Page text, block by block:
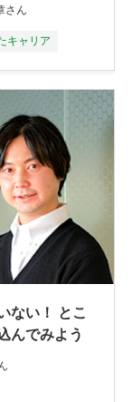
さん
キャリア
ない！ とこ
んでみよう